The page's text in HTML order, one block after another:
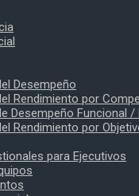
Desempeño
Rendimiento por
Desempeño Funcional
Rendimiento por
para Ejecutivos